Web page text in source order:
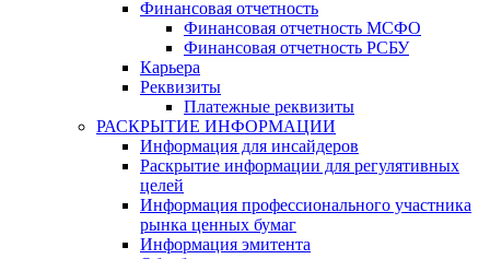
Финансовая отчетность
Финансовая отчетность МСФО
Финансовая отчетность РСБУ
Карьера
Реквизиты
Платежные реквизиты
РАСКРЫТИЕ ИНФОРМАЦИИ
Информация для инсайдеров
Раскрытие информации для регулятивных
целей
Информация профессионального участника
рынка ценных бумаг
Информация эмитента